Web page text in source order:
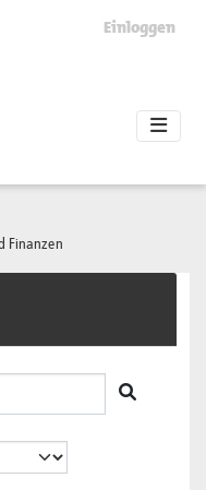
Einloggen
Finanzen